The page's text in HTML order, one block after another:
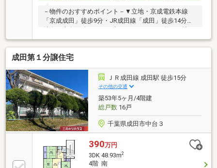
－物件のおすすめポイント－▼立地・京成電鉄本線
「京成成田」徒歩9分・JR成田線「成田」徒歩14分▼
特徴・専有面積107.75平米の4LDK・LDKは約21.7帖の
広さ、窓が多く明るい空間・キッチンに洗濯機置場が
隣接・和室はLDと一体利用可能・主寝室にWIC設置・
2面バルコニー仕様・2ボウル洗面台・ペット飼育可能
(細則有)・即引渡し可能(残金精算後)▼設備・食器洗浄
乾燥機・1620サイズ浴室／浴室換気乾燥機・モニター
付オートロック・防犯カメラ■ ご希望の住まい探しを
お手伝いします ━━━━━・・・物件の詳細・ご相談
はお気軽にお問い合わせください。
成田第１分譲住宅
ＪＲ成田線 成田駅 徒歩15分
その他の交通
築53年5ヶ月/4階建
総戸数16戸
千葉県成田市中台３
390万円
3DK 48.93m2
4階 南